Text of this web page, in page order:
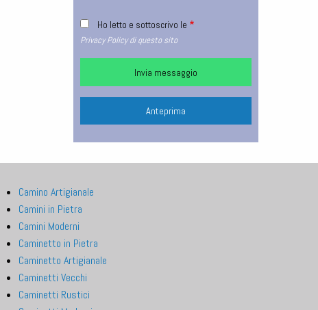
Ho letto e sottoscrivo le
Privacy Policy di questo sito
Camino Artigianale
Camini in Pietra
Camini Moderni
Caminetto in Pietra
Caminetto Artigianale
Caminetti Vecchi
Caminetti Rustici